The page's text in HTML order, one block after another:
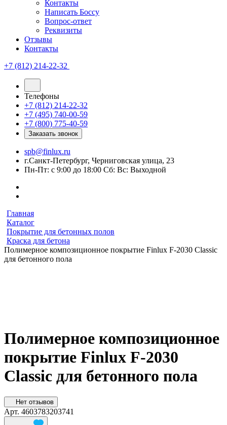
Контакты
Написать Боссу
Вопрос-ответ
Реквизиты
Отзывы
Контакты
+7 (812) 214-22-32
Телефоны
+7 (812) 214-22-32
+7 (495) 740-00-59
+7 (800) 775-40-59
Заказать звонок
spb@finlux.ru
г.Санкт-Петербург, Черниговская улица, 23
Пн-Пт: с 9:00 до 18:00 Сб: Вс: Выходной
Главная
Каталог
Покрытие для бетонных полов
Краска для бетона
Полимерное композиционное покрытие Finlux F-2030 Classic
для бетонного пола
Полимерное композиционное
покрытие Finlux F-2030
Classic для бетонного пола
Нет отзывов
Арт. 4603783203741